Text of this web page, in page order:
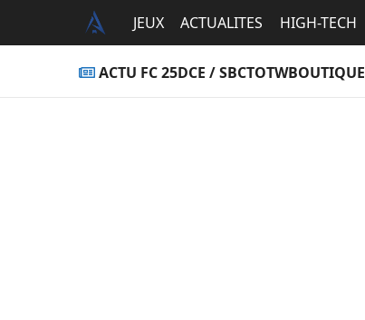
JEUX ACTUALITES HIGH-TECH
ACTU FC 25DCE / SBCTOTWBOUTIQUE